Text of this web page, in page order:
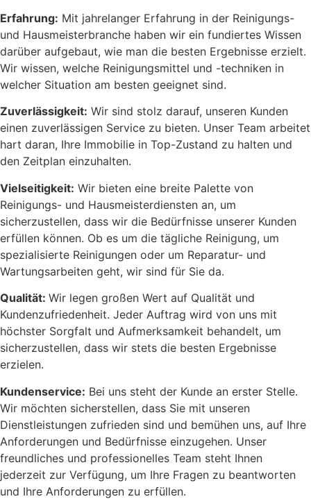
Erfahrung: Mit jahrelanger Erfahrung in der Reinigungs-
und Hausmeisterbranche haben wir ein fundiertes Wissen
darüber aufgebaut, wie man die besten Ergebnisse erzielt.
Wir wissen, welche Reinigungsmittel und -techniken in
welcher Situation am besten geeignet sind.
Zuverlässigkeit: Wir sind stolz darauf, unseren Kunden
einen zuverlässigen Service zu bieten. Unser Team arbeitet
hart daran, Ihre Immobilie in Top-Zustand zu halten und
den Zeitplan einzuhalten.
Vielseitigkeit: Wir bieten eine breite Palette von
Reinigungs- und Hausmeisterdiensten an, um
sicherzustellen, dass wir die Bedürfnisse unserer Kunden
erfüllen können. Ob es um die tägliche Reinigung, um
spezialisierte Reinigungen oder um Reparatur- und
Wartungsarbeiten geht, wir sind für Sie da.
Qualität: Wir legen großen Wert auf Qualität und
Kundenzufriedenheit. Jeder Auftrag wird von uns mit
höchster Sorgfalt und Aufmerksamkeit behandelt, um
sicherzustellen, dass wir stets die besten Ergebnisse
erzielen.
Kundenservice: Bei uns steht der Kunde an erster Stelle.
Wir möchten sicherstellen, dass Sie mit unseren
Dienstleistungen zufrieden sind und bemühen uns, auf Ihre
Anforderungen und Bedürfnisse einzugehen. Unser
freundliches und professionelles Team steht Ihnen
jederzeit zur Verfügung, um Ihre Fragen zu beantworten
und Ihre Anforderungen zu erfüllen.